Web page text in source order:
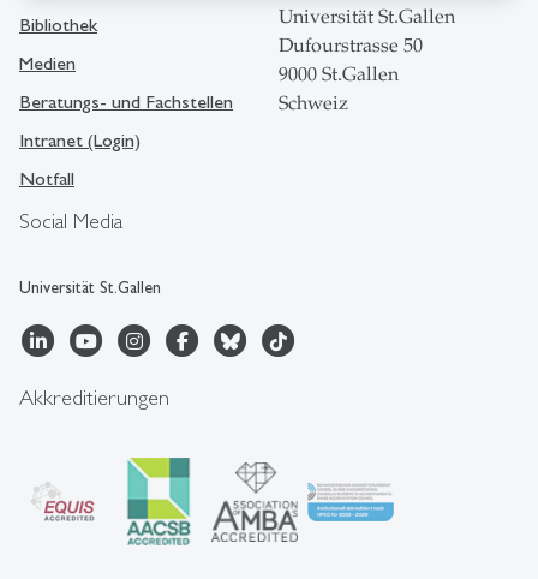
Social Media
Universität St.Gallen
Bibliothek
Medien
Beratungs- und Fachstellen
Intranet (Login)
Notfall
Universität St.Gallen
Dufourstrasse 50
9000 St.Gallen
Schweiz
Akkreditierungen